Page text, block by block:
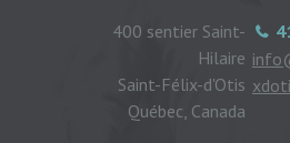
400 sentier Saint-
Hilaire
Saint-Félix-d'Otis
Québec, Canada